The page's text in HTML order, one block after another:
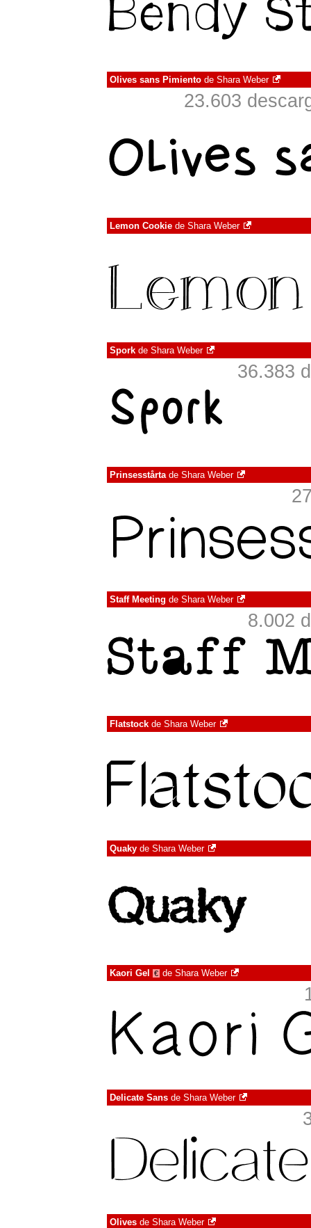
Olives sans Pimiento de Shara Weber
23.603
Lemon Cookie de Shara Weber
Spork de Shara Weber
36.383
Prinsesstårtade Shara Weber
Staff Meeting de Shara Weber
8.002
Flatstock de Shara Weber
Quaky de Shara Weber
Kaori Gel € de Shara Weber
Delicate Sans de Shara Weber
Olives de Shara Weber